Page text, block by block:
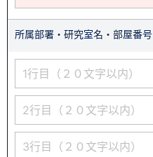
所属部署・研究室名・部屋番号